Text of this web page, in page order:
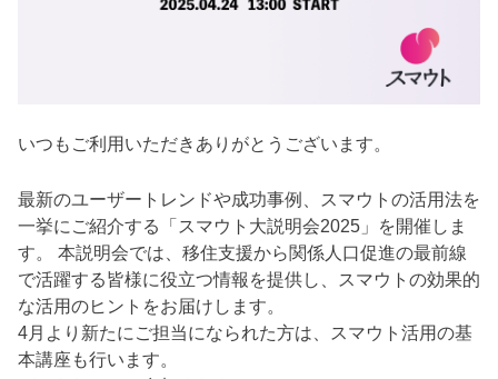
いつもご利用いただきありがとうございます。
最新のユーザートレンドや成功事例、スマウトの活用法を
一挙にご紹介する「スマウト大説明会2025」を開催しま
す。 本説明会では、移住支援から関係人口促進の最前線
で活躍する皆様に役立つ情報を提供し、スマウトの効果的
な活用のヒントをお届けします。
4月より新たにご担当になられた方は、スマウト活用の基
本講座も行います。